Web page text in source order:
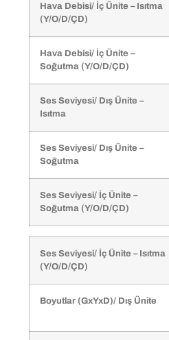
Hava Debisi/ İç Ünite – Isıtma
(Y/O/D/ÇD)
Hava Debisi/ İç Ünite –
Soğutma (Y/O/D/ÇD)
Ses Seviyesi/ Dış Ünite –
Isıtma
Ses Seviyesi/ Dış Ünite –
Soğutma
Ses Seviyesi/ İç Ünite –
Soğutma (Y/O/D/ÇD)
Ses Seviyesi/ İç Ünite – Isıtma
(Y/O/D/ÇD)
Boyutlar (GxYxD)/ Dış Ünite